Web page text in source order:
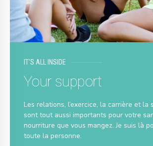
IT'S ALL INSIDE
Your support
Les relations, l’exercice, la carrière et la
sont tout aussi importants pour votre
nourriture que vous mangez. Je suis là
toute la personne.